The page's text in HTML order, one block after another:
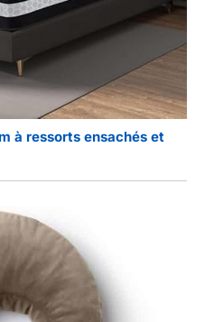
à ressorts ensachés et